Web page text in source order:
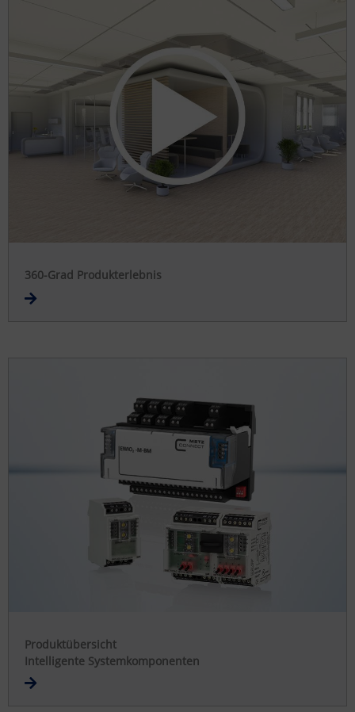
360-Grad Produkterlebnis
Produktübersicht
Intelligente Systemkomponenten